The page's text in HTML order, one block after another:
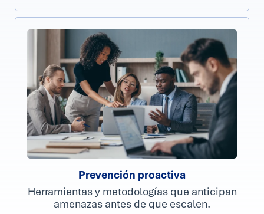
Prevención proactiva
Herramientas y metodologías que anticipan
amenazas antes de que escalen.